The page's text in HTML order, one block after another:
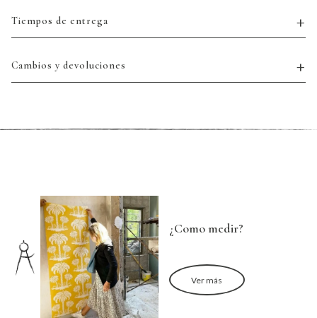
Tiempos de entrega
Cambios y devoluciones
¿Como medir?
Ver más